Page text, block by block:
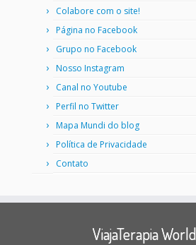
Colabore com o site!
Página no Facebook
Grupo no Facebook
Nosso Instagram
Canal no Youtube
Perfil no Twitter
Mapa Mundi do blog
Política de Privacidade
Contato
ViajaTerapia